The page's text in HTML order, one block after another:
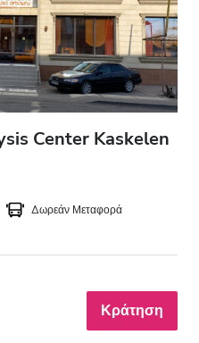
Center Kaskelen
Δωρεάν Μεταφορά
Κράτηση